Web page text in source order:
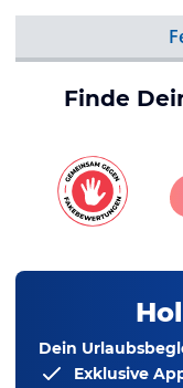
Finde
Dein
Exklusive